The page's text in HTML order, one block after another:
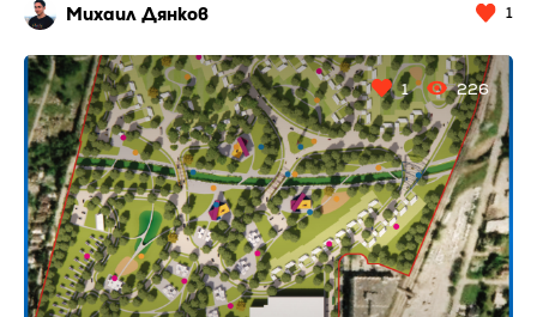
Михаил Дянков 1
1 226